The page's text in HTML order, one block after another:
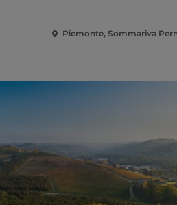
Piemonte, Sommariva